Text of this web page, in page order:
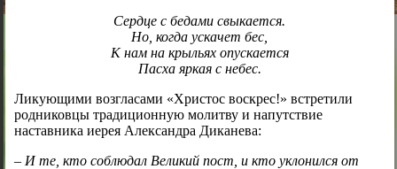
Сердце с бедами свыкается.
Но, когда ускачет бес,
К нам на крыльях опускается
Пасха яркая с небес.
Ликующими возгласами «Христос воскрес!» встретили
родниковцы традиционную молитву и напутствие
наставника иерея Александра Диканева:
– И те, кто соблюдал Великий пост, и кто уклонился от